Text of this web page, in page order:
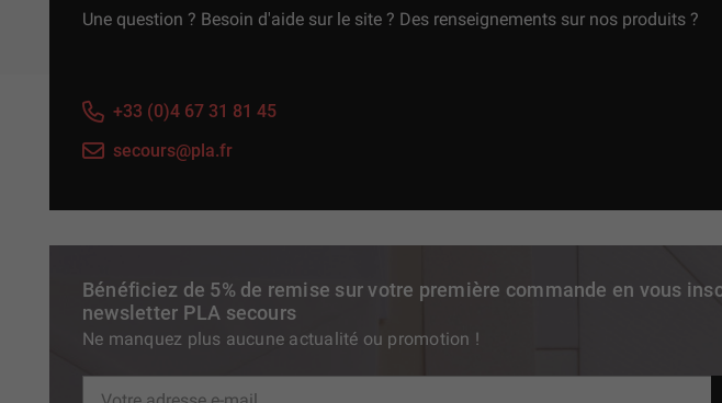
Bénéficiez de 5% de remise sur votre première commande en vous
newsletter PLA secours
Ne manquez plus aucune actualité ou promotion !
Une question ? Besoin d'aide sur le site ? Des renseignements sur nos produits ?
+33 (0)4 67 31 81 45
secours@pla.fr